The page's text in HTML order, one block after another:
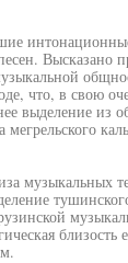
Высказано
что, в свою
выделение из
мегрельского
музыкальных
близость